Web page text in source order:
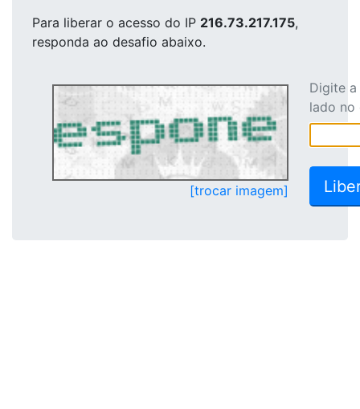
Para liberar o acesso do IP 216.73.217.175,
responda ao desafio abaixo.
[trocar imagem]
Digite
lado no